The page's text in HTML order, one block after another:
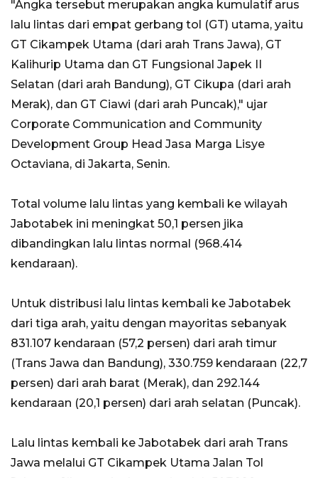
"Angka tersebut merupakan angka kumulatif arus
lalu lintas dari empat gerbang tol (GT) utama, yaitu
GT Cikampek Utama (dari arah Trans Jawa), GT
Kalihurip Utama dan GT Fungsional Japek II
Selatan (dari arah Bandung), GT Cikupa (dari arah
Merak), dan GT Ciawi (dari arah Puncak)," ujar
Corporate Communication and Community
Development Group Head Jasa Marga Lisye
Octaviana, di Jakarta, Senin.
Total volume lalu lintas yang kembali ke wilayah
Jabotabek ini meningkat 50,1 persen jika
dibandingkan lalu lintas normal (968.414
kendaraan).
Untuk distribusi lalu lintas kembali ke Jabotabek
dari tiga arah, yaitu dengan mayoritas sebanyak
831.107 kendaraan (57,2 persen) dari arah timur
(Trans Jawa dan Bandung), 330.759 kendaraan (22,7
persen) dari arah barat (Merak), dan 292.144
kendaraan (20,1 persen) dari arah selatan (Puncak).
Lalu lintas kembali ke Jabotabek dari arah Trans
Jawa melalui GT Cikampek Utama Jalan Tol